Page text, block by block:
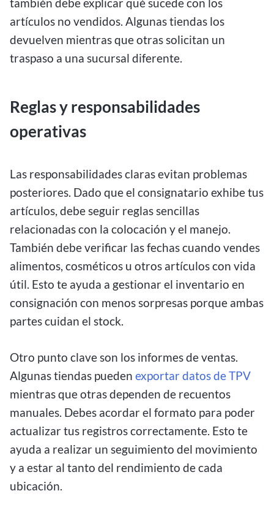
también debe explicar qué sucede con los
artículos no vendidos. Algunas tiendas los
devuelven mientras que otras solicitan un
traspaso a una sucursal diferente.
Reglas y responsabilidades
operativas
Las responsabilidades claras evitan problemas
posteriores. Dado que el consignatario exhibe tus
artículos, debe seguir reglas sencillas
relacionadas con la colocación y el manejo.
También debe verificar las fechas cuando vendes
alimentos, cosméticos u otros artículos con vida
útil. Esto te ayuda a gestionar el inventario en
consignación con menos sorpresas porque ambas
partes cuidan el stock.
Otro punto clave son los informes de ventas.
Algunas tiendas pueden exportar datos de TPV
mientras que otras dependen de recuentos
manuales. Debes acordar el formato para poder
actualizar tus registros correctamente. Esto te
ayuda a realizar un seguimiento del movimiento
y a estar al tanto del rendimiento de cada
ubicación.